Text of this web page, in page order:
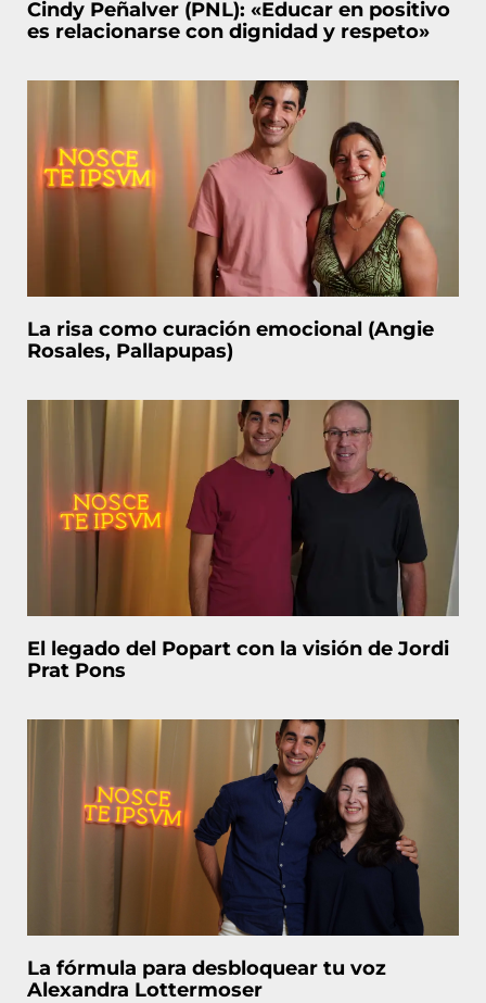
Cindy Peñalver (PNL): «Educar en positivo
es relacionarse con dignidad y respeto»
La risa como curación emocional (Angie
Rosales, Pallapupas)
El legado del Popart con la visión de Jordi
Prat Pons
La fórmula para desbloquear tu voz
Alexandra Lottermoser